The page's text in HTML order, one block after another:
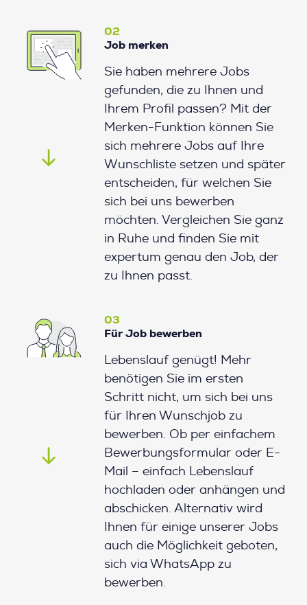
02
Job merken
Sie haben mehrere Jobs
gefunden, die zu Ihnen und
Ihrem Profil passen? Mit der
Merken-Funktion können Sie
sich mehrere Jobs auf Ihre
Wunschliste setzen und später
entscheiden, für welchen Sie
sich bei uns bewerben
möchten. Vergleichen Sie ganz
in Ruhe und finden Sie mit
expertum genau den Job, der
zu Ihnen passt.
03
Für Job bewerben
Lebenslauf genügt! Mehr
benötigen Sie im ersten
Schritt nicht, um sich bei uns
für Ihren Wunschjob zu
bewerben. Ob per einfachem
Bewerbungsformular oder E-
Mail – einfach Lebenslauf
hochladen oder anhängen und
abschicken. Alternativ wird
Ihnen für einige unserer Jobs
auch die Möglichkeit geboten,
sich via WhatsApp zu
bewerben.